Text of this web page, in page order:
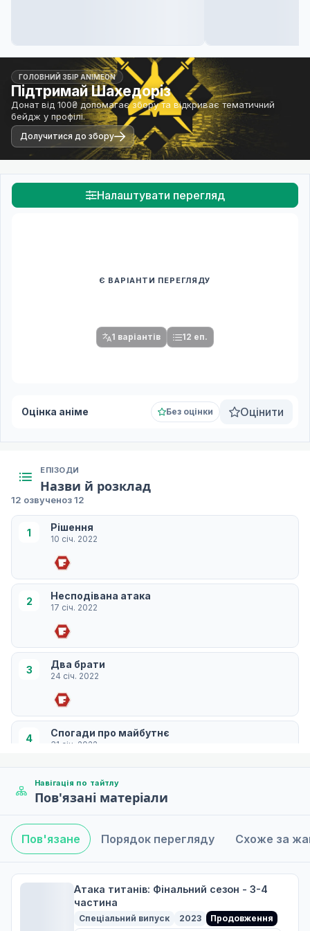
ГОЛОВНИЙ ЗБІР ANIMEON
Підтримай Шахедоріз
Донат від 100₴ допомагає збору та відкриває тематичний
бейдж у профілі.
Долучитися до збору
Налаштувати перегляд
Є ВАРІАНТИ ПЕРЕГЛЯДУ
1 варіантів 12 еп.
Оцінка аніме Без оцінки Оцінити
ЕПІЗОДИ
Назви й розклад
12 озвученоз 12
1 Рішення
10 січ. 2022
2 Несподівана атака
17 січ. 2022
3 Два брати
24 січ. 2022
4 Спогади про майбутнє
31 січ. 2022
Від тебе, 2000 років тому
6
14 лют. 2022
Навігація по тайтлу
Пов'язані матеріали
Пов'язане Порядок перегляду Схоже за
Атака титанів: Фінальний сезон - 3-4
частина
Спеціальний випуск 2023 Продовження